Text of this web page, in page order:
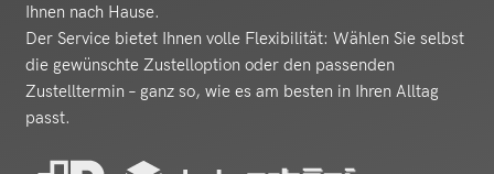
Ihnen nach Hause.
Der Service bietet Ihnen volle Flexibilität: Wählen Sie selbst
die gewünschte Zustelloption oder den passenden
Zustelltermin – ganz so, wie es am besten in Ihren Alltag
passt.